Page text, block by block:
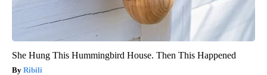
She Hung This Hummingbird House. Then This Happened
Ribili